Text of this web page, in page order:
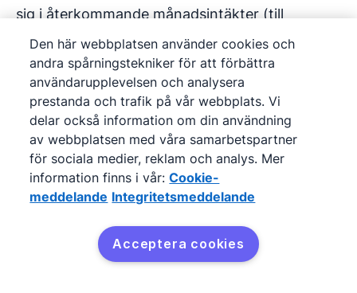
sig i återkommande månadsintäkter (till
exempel prenumerationer).
ARR beräknar intäkter från längre avtal eller
prenumerationer, till exempel tvåårskontrakt.
MRR ger en kortsiktig bild medan ARR visar den
långsiktiga trenden i intäkterna.
MRR = Totalt antal betalande kunder under
månaden × genomsnittlig intäkt per kund den
Den här webbplatsen använder cookies och
andra spårningstekniker för att förbättra
användarupplevelsen och analysera
prestanda och trafik på vår webbplats. Vi
delar också information om din användning
av webbplatsen med våra samarbetspartner
för sociala medier, reklam och analys. Mer
information finns i vår: Cookie-
meddelande Integritetsmeddelande
Acceptera cookies